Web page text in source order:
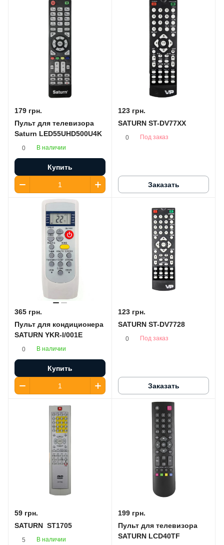
179 грн.
Пульт для телевизора
Saturn LED55UHD500U4K
0 В наличии
Купить
123 грн.
SATURN ST-DV77XX
0 Под заказ
Заказать
365 грн.
Пульт для кондиционера
SATURN YKR-I/001E
0 В наличии
Купить
123 грн.
SATURN ST-DV7728
0 Под заказ
Заказать
59 грн.
SATURN ST1705
5 В наличии
199 грн.
Пульт для телевизора
SATURN LCD40TF